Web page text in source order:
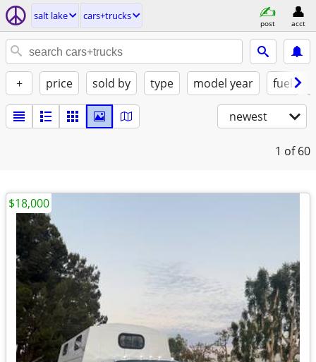
salt lake cars+trucks
post acct
+ price sold by type model year fuel
newest
1 of 60
$18,000